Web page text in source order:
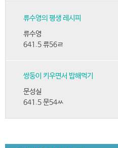
류수영의 평생 레시피
류수영
641.5 류56ㄹ
쌍둥이 키우면서 밥해먹기
문성실
641.5 문54ㅆ